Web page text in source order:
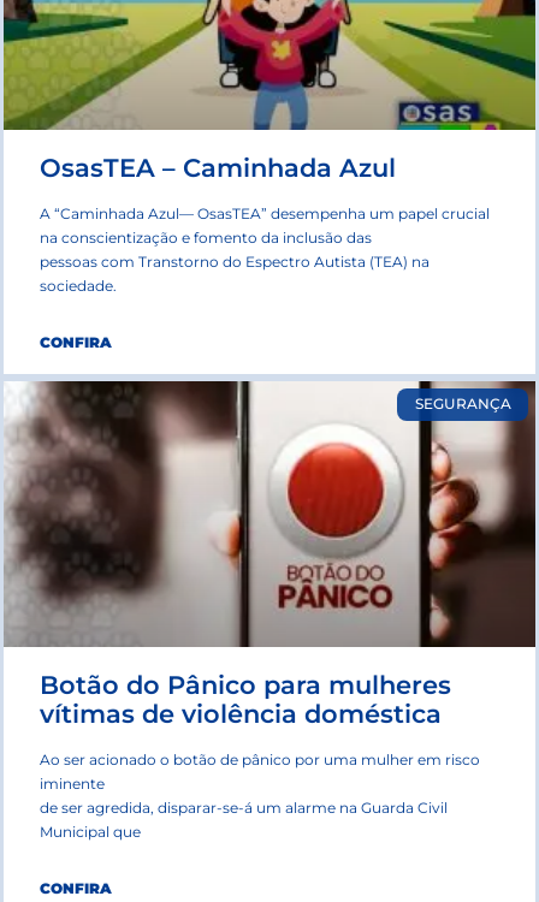
OsasTEA – Caminhada Azul
A “Caminhada Azul— OsasTEA” desempenha um papel crucial
na conscientização e fomento da inclusão das
pessoas com Transtorno do Espectro Autista (TEA) na
sociedade.
CONFIRA
SEGURANÇA
Botão do Pânico para mulheres
vítimas de violência doméstica
Ao ser acionado o botão de pânico por uma mulher em risco
iminente
de ser agredida, disparar-se-á um alarme na Guarda Civil
Municipal que
CONFIRA